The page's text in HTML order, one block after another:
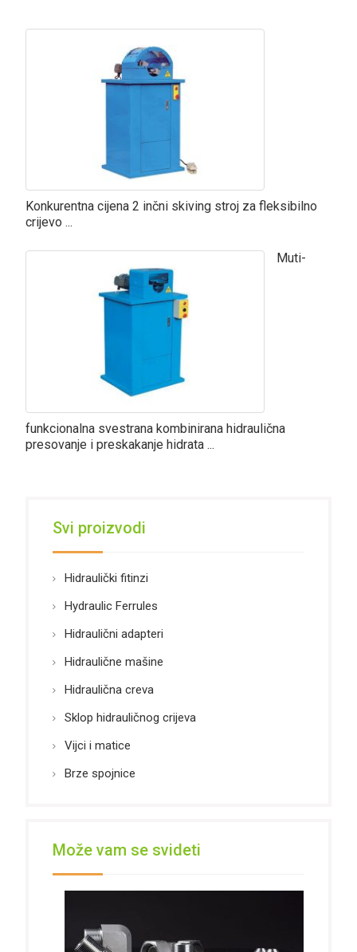
Konkurentna cijena 2 inčni skiving stroj za fleksibilno
crijevo ...
Muti-
funkcionalna svestrana kombinirana hidraulična
presovanje i preskakanje hidrata ...
Svi proizvodi
Hidraulički fitinzi
Hydraulic Ferrules
Hidraulični adapteri
Hidraulične mašine
Hidraulična creva
Sklop hidrauličnog crijeva
Vijci i matice
Brze spojnice
Može vam se svideti